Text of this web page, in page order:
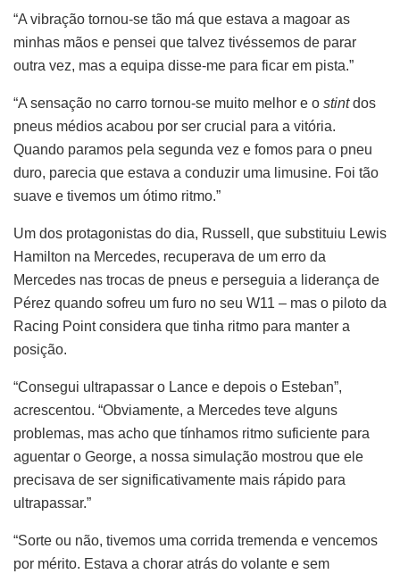
“A vibração tornou-se tão má que estava a magoar as
minhas mãos e pensei que talvez tivéssemos de parar
outra vez, mas a equipa disse-me para ficar em pista.”
“A sensação no carro tornou-se muito melhor e o stintdos
pneus médios acabou por ser crucial para a vitória.
Quando paramos pela segunda vez e fomos para o pneu
duro, parecia que estava a conduzir uma limusine. Foi tão
suave e tivemos um ótimo ritmo.”
Um dos protagonistas do dia, Russell, que substituiu Lewis
Hamilton na Mercedes, recuperava de um erro da
Mercedes nas trocas de pneus e perseguia a liderança de
Pérez quando sofreu um furo no seu W11 – mas o piloto da
Racing Point considera que tinha ritmo para manter a
posição.
“Consegui ultrapassar o Lance e depois o Esteban”,
acrescentou. “Obviamente, a Mercedes teve alguns
problemas, mas acho que tínhamos ritmo suficiente para
aguentar o George, a nossa simulação mostrou que ele
precisava de ser significativamente mais rápido para
ultrapassar.”
“Sorte ou não, tivemos uma corrida tremenda e vencemos
por mérito. Estava a chorar atrás do volante e sem